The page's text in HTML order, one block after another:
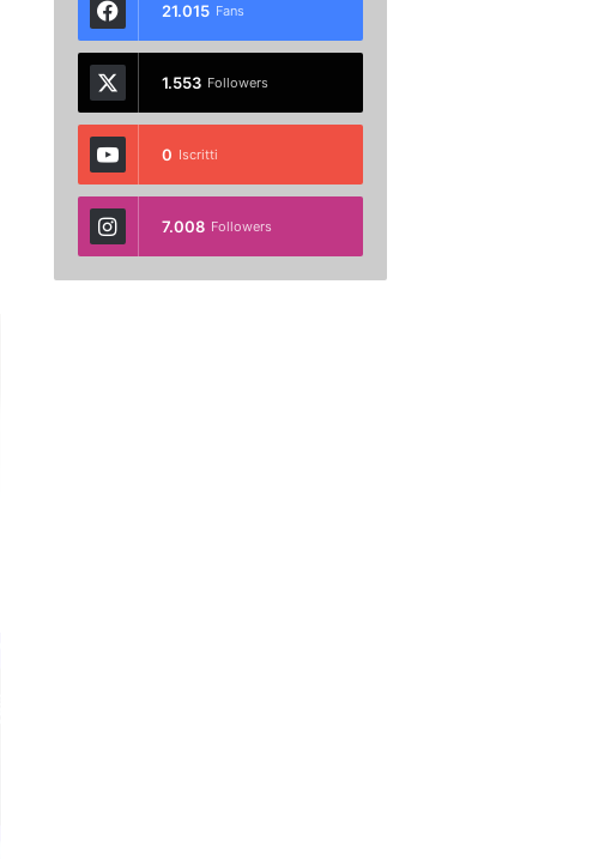
21.015 Fans
1.553 Followers
0 Iscritti
7.008 Followers